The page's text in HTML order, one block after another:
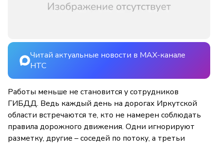
Читай актуальные новости в MAX-канале
НТС
Работы меньше не становится у сотрудников
ГИБДД. Ведь каждый день на дорогах Иркутской
области встречаются те, кто не намерен соблюдать
правила дорожного движения. Одни игнорируют
разметку, другие – соседей по потоку, а третьи